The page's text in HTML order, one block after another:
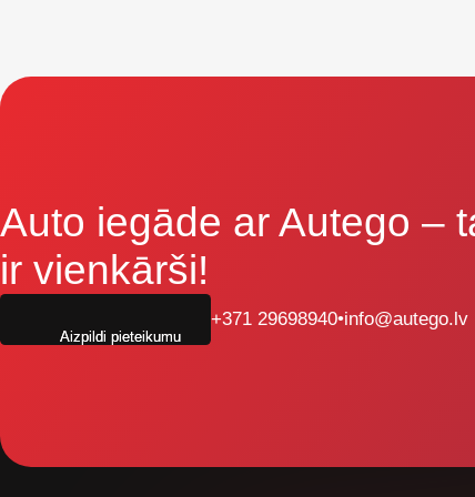
Auto iegāde ar Autego –
ir vienkārši!
+371 29698940•info@autego.lv